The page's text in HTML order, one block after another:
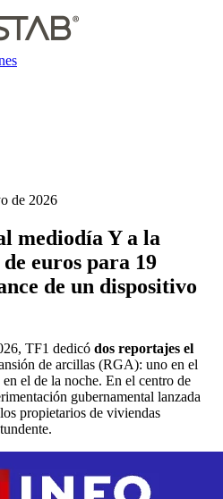
de 2026
mediodía Y a la
euros para 19
de un dispositivo
TF1 dedicó dos reportajes el
de arcillas (RGA): uno en el
el de la noche. En el centro de
gubernamental lanzada
propietarios de viviendas